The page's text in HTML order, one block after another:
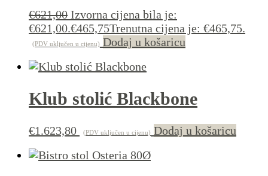
€621,00 Izvorna cijena bila je:
€621,00.€465,75Trenutna cijena je: €465,75.
(PDV uključen u cijenu) Dodaj u košaricu
Klub stolić Blackbone
€1.623,80 (PDV uključen u cijenu) Dodaj u košaricu